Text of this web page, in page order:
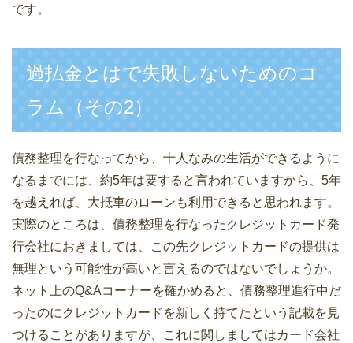
です。
過払金とはで失敗しないためのコ
ラム（その2）
債務整理を行なってから、十人なみの生活ができるように
なるまでには、約5年は要すると言われていますから、5年
を越えれば、大抵車のローンも利用できると思われます。
実際のところは、債務整理を行なったクレジットカード発
行会社におきましては、この先クレジットカードの提供は
無理という可能性が高いと言えるのではないでしょうか。
ネット上のQ&Aコーナーを確かめると、債務整理進行中だ
ったのにクレジットカードを新しく持てたという記載を見
つけることがありますが、これに関しましてはカード会社